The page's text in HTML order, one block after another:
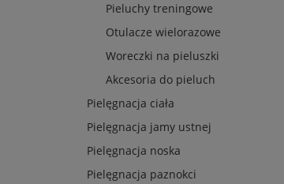
Pieluchy treningowe
Otulacze wielorazowe
Woreczki na pieluszki
Akcesoria do pieluch
Pielęgnacja ciała
Pielęgnacja jamy ustnej
Pielęgnacja noska
Pielęgnacja paznokci